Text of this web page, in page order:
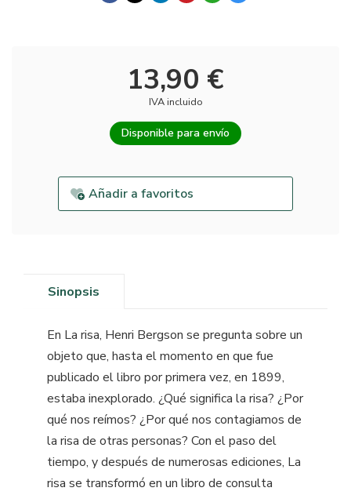
13,90 €
IVA incluido
Disponible para envío
Añadir a favoritos
Sinopsis
En La risa, Henri Bergson se pregunta sobre un
objeto que, hasta el momento en que fue
publicado el libro por primera vez, en 1899,
estaba inexplorado. ¿Qué significa la risa? ¿Por
qué nos reímos? ¿Por qué nos contagiamos de
la risa de otras personas? Con el paso del
tiempo, y después de numerosas ediciones, La
risa se transformó en un libro de consulta